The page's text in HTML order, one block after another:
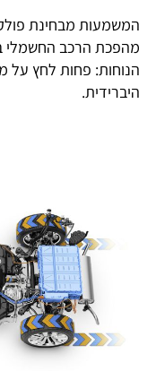
המשמעות מבחינת
מהפכת הרכב החשמלי
הנוחות: פחות לחץ על
היברידית.